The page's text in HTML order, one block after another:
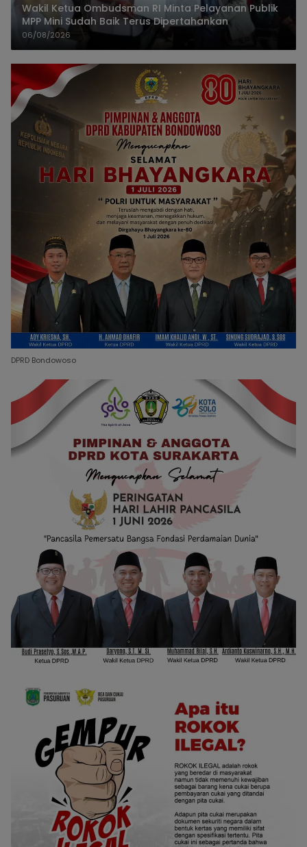
Wakil Ketua Ombudsman RI Minta Pelayanan Publik
MPP Mini Sudah Baik Terus Dipertahankan
06/08/2026
DPRD Bondowoso